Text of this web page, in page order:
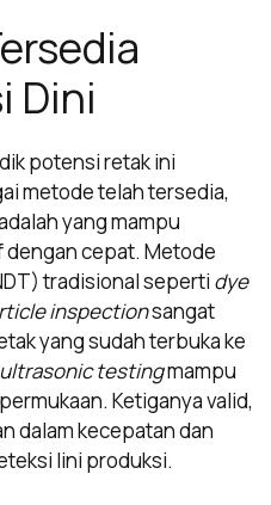
Dini
potensi retak ini
metode telah tersedia,
yang mampu
cepat. Metode
tradisional seperti dye
inspectionsangat
yang sudah terbuka ke
ultrasonic testingmampu
Ketiganya valid,
dalam kecepatan dan
lini produksi.